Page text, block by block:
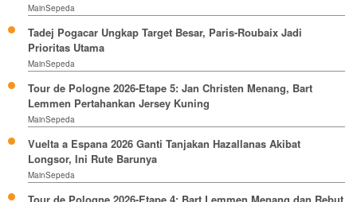
MainSepeda
Tadej Pogacar Ungkap Target Besar, Paris-Roubaix Jadi
Prioritas Utama
MainSepeda
Tour de Pologne 2026-Etape 5: Jan Christen Menang, Bart
Lemmen Pertahankan Jersey Kuning
MainSepeda
Vuelta a Espana 2026 Ganti Tanjakan Hazallanas Akibat
Longsor, Ini Rute Barunya
MainSepeda
Tour de Pologne 2026-Etape 4: Bart Lemmen Menang dan Rebut